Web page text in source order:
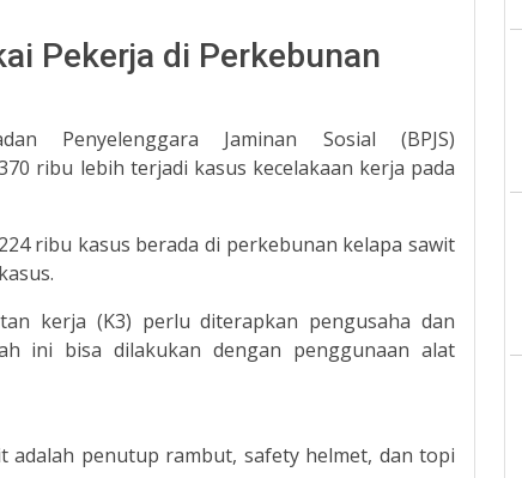
Pekerja di Perkebunan
Penyelenggara Jaminan Sosial (BPJS)
ribu lebih terjadi kasus kecelakaan kerja pada
ribu kasus berada di perkebunan kelapa sawit
kerja (K3) perlu diterapkan pengusaha dan
ini bisa dilakukan dengan penggunaan alat
adalah penutup rambut, safety helmet, dan topi